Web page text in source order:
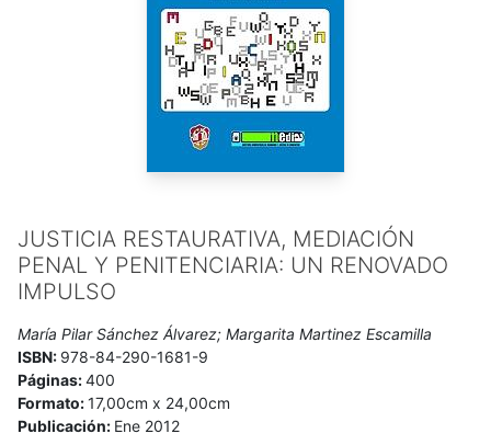
JUSTICIA RESTAURATIVA, MEDIACIÓN
PENAL Y PENITENCIARIA: UN RENOVADO
IMPULSO
María Pilar Sánchez Álvarez; Margarita Martinez Escamilla
ISBN: 978-84-290-1681-9
Páginas:400
Formato:17,00cm x 24,00cm
Publicación: Ene 2012